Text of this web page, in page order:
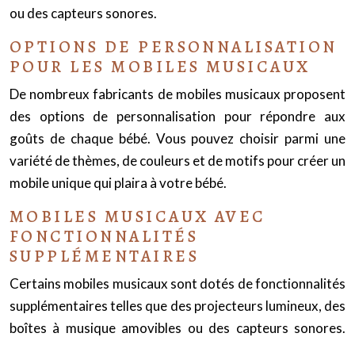
ou des capteurs sonores.
OPTIONS DE PERSONNALISATION
POUR LES MOBILES MUSICAUX
De nombreux fabricants de mobiles musicaux proposent
des options de personnalisation pour répondre aux
goûts de chaque bébé. Vous pouvez choisir parmi une
variété de thèmes, de couleurs et de motifs pour créer un
mobile unique qui plaira à votre bébé.
MOBILES MUSICAUX AVEC
FONCTIONNALITÉS
SUPPLÉMENTAIRES
Certains mobiles musicaux sont dotés de fonctionnalités
supplémentaires telles que des projecteurs lumineux, des
boîtes à musique amovibles ou des capteurs sonores.